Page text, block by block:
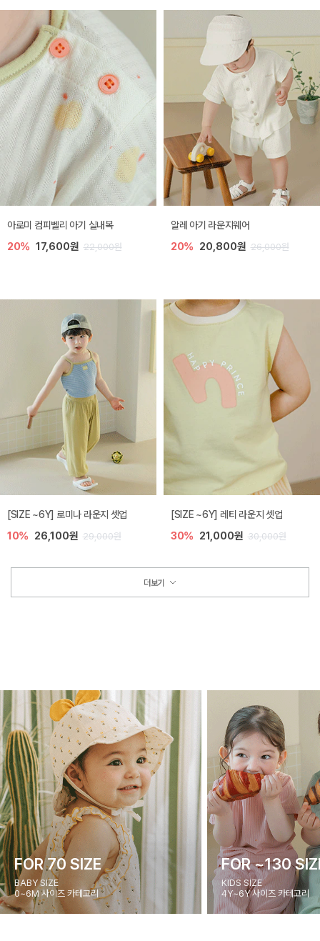
아로미 컴피벨리 아기 실내복
20% 17,600원 22,000원
알레 아기 라운지웨어
20% 20,800원 26,000원
[SIZE ~6Y] 로미나 라운지 셋업
10% 26,100원 29,000원
[SIZE ~6Y] 레티 라운지 셋업
30% 21,000원 30,000원
더보기
FOR 70 SIZE
BABY SIZE
0~6M 사이즈 카테고리
FOR ~130
KIDS SIZE
4Y~6Y 사이즈 카테고리